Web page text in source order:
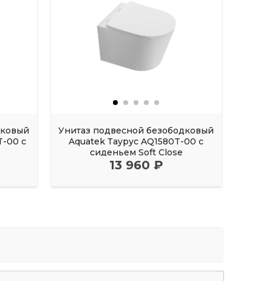
00 с
Унитаз подвесной безободковый
Aquatek Таурус AQ1580T-00 с
сиденьем Soft Close
13 960 ₽